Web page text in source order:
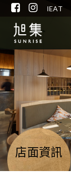
IEAT
店面資訊